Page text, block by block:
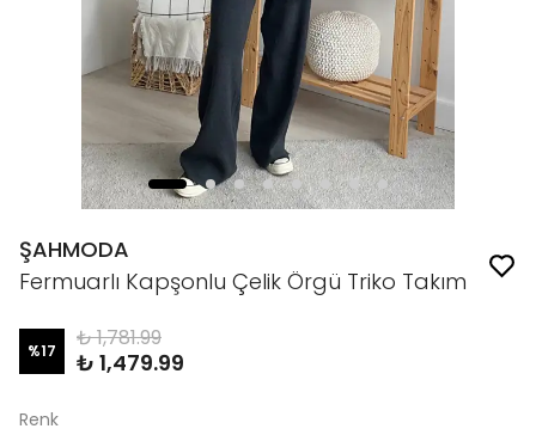
ŞAHMODA
Fermuarlı Kapşonlu Çelik Örgü Triko Takım
%17 ₺ 1,781.99
₺ 1,479.99
Renk